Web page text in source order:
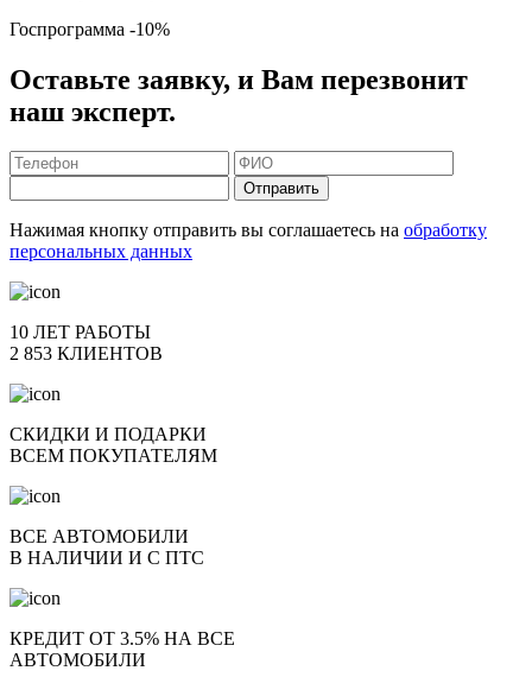
Госпрограмма -10%
Оставьте заявку, и Вам перезвонит
наш эксперт.
Отправить
Нажимая кнопку отправить вы соглашаетесь на обработку
персональных данных
10 ЛЕТ РАБОТЫ
2 853 КЛИЕНТОВ
СКИДКИ И ПОДАРКИ
ВСЕМ ПОКУПАТЕЛЯМ
ВСЕ АВТОМОБИЛИ
В НАЛИЧИИ И С ПТС
КРЕДИТ ОТ 3.5% НА ВСЕ
АВТОМОБИЛИ